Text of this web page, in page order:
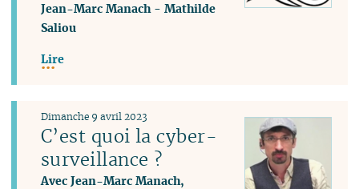
Jean-Marc Manach-Mathilde
Saliou
Lire
C’est quoi la cyber-
surveillance ?
Avec Jean-Marc Manach,
Dimanche 9 avril 2023